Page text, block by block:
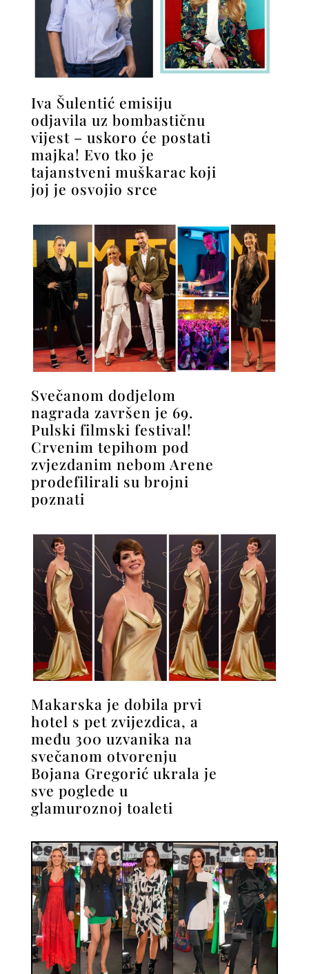
Iva Šulentić emisiju
odjavila uz bombastičnu
vijest – uskoro će postati
majka! Evo tko je
tajanstveni muškarac koji
joj je osvojio srce
Svečanom dodjelom
nagrada završen je 69.
Pulski filmski festival!
Crvenim tepihom pod
zvjezdanim nebom Arene
prodefilirali su brojni
poznati
Makarska je dobila prvi
hotel s pet zvijezdica, a
među 300 uzvanika na
svečanom otvorenju
Bojana Gregorić ukrala je
sve poglede u
glamuroznoj toaleti